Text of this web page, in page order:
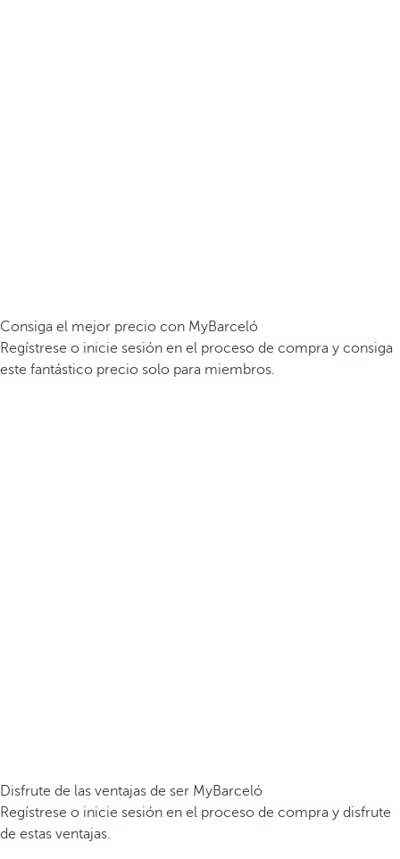
Consiga el mejor precio con MyBarceló
Regístrese o inicie sesión en el proceso de compra y consiga
este fantástico precio solo para miembros.
Disfrute de las ventajas de ser MyBarceló
Regístrese o inicie sesión en el proceso de compra y disfrute
de estas ventajas.